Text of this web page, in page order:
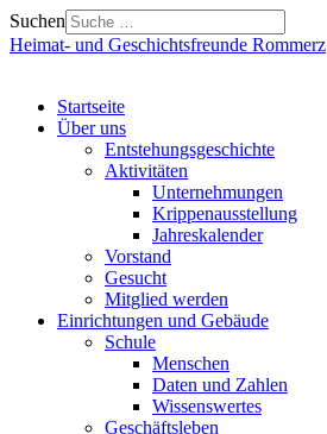
Suchen
Heimat- und Geschichtsfreunde Rommerz
Startseite
Über uns
Entstehungsgeschichte
Aktivitäten
Unternehmungen
Krippenausstellung
Jahreskalender
Vorstand
Gesucht
Mitglied werden
Einrichtungen und Gebäude
Schule
Menschen
Daten und Zahlen
Wissenswertes
Geschäftsleben